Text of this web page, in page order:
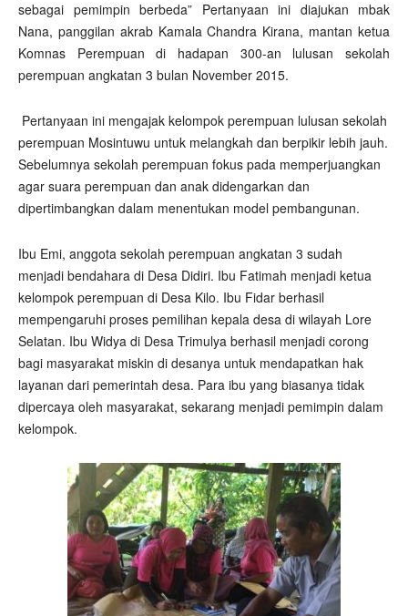
sebagai pemimpin berbeda” Pertanyaan ini diajukan mbak
Nana, panggilan akrab Kamala Chandra Kirana, mantan ketua
Komnas Perempuan di hadapan 300-an lulusan sekolah
perempuan angkatan 3 bulan November 2015.
Pertanyaan ini mengajak kelompok perempuan lulusan sekolah
perempuan Mosintuwu untuk melangkah dan berpikir lebih jauh.
Sebelumnya sekolah perempuan fokus pada memperjuangkan
agar suara perempuan dan anak didengarkan dan
dipertimbangkan dalam menentukan model pembangunan.
Ibu Emi, anggota sekolah perempuan angkatan 3 sudah
menjadi bendahara di Desa Didiri. Ibu Fatimah menjadi ketua
kelompok perempuan di Desa Kilo. Ibu Fidar berhasil
mempengaruhi proses pemilihan kepala desa di wilayah Lore
Selatan. Ibu Widya di Desa Trimulya berhasil menjadi corong
bagi masyarakat miskin di desanya untuk mendapatkan hak
layanan dari pemerintah desa. Para ibu yang biasanya tidak
dipercaya oleh masyarakat, sekarang menjadi pemimpin dalam
kelompok.